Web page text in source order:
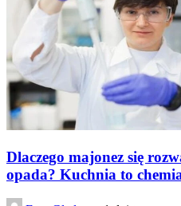
Dlaczego majonez się
opada? Kuchnia to